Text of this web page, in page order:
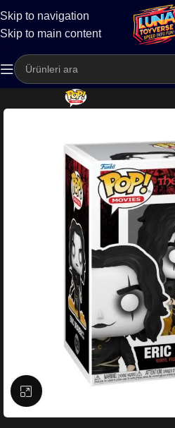
Skip to navigation
Skip to main content
Kargo
Büyütmek için tıklayın